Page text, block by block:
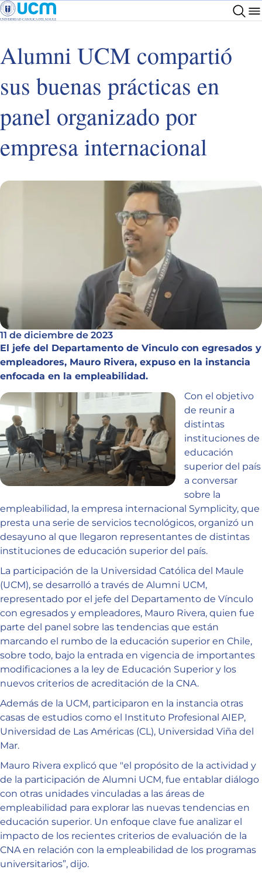
Alumni UCM compartió
sus buenas prácticas en
panel organizado por
empresa internacional
11 de diciembre de 2023
El jefe del Departamento de Vinculo con egresados y
empleadores, Mauro Rivera, expuso en la instancia
enfocada en la empleabilidad.
Con el objetivo
de reunir a
distintas
instituciones de
educación
superior del país
a conversar
sobre la
empleabilidad, la empresa internacional Symplicity, que
presta una serie de servicios tecnológicos, organizó un
desayuno al que llegaron representantes de distintas
instituciones de educación superior del país.
La participación de la Universidad Católica del Maule
(UCM), se desarrolló a través de Alumni UCM,
representado por el jefe del Departamento de Vínculo
con egresados y empleadores, Mauro Rivera, quien fue
parte del panel sobre las tendencias que están
marcando el rumbo de la educación superior en Chile,
sobre todo, bajo la entrada en vigencia de importantes
modificaciones a la ley de Educación Superior y los
nuevos criterios de acreditación de la CNA.
Además de la UCM, participaron en la instancia otras
casas de estudios como el Instituto Profesional AIEP,
Universidad de Las Américas (CL), Universidad Viña del
Mar.
Mauro Rivera explicó que "el propósito de la actividad y
de la participación de Alumni UCM, fue entablar diálogo
con otras unidades vinculadas a las áreas de
empleabilidad para explorar las nuevas tendencias en
educación superior. Un enfoque clave fue analizar el
impacto de los recientes criterios de evaluación de la
CNA en relación con la empleabilidad de los programas
universitarios”, dijo.